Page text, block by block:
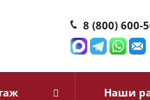
8 (800) 600-
Наши